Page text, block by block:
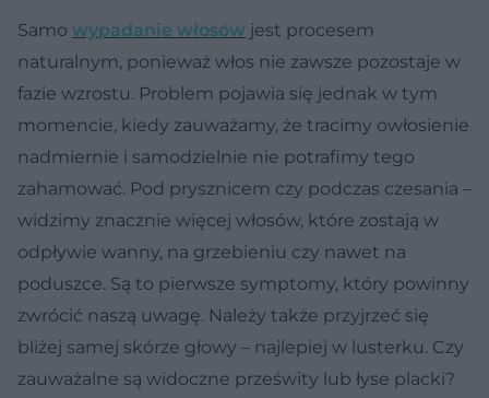
Samo wypadanie włosów jest procesem
naturalnym, ponieważ włos nie zawsze pozostaje w
fazie wzrostu. Problem pojawia się jednak w tym
momencie, kiedy zauważamy, że tracimy owłosienie
nadmiernie i samodzielnie nie potrafimy tego
zahamować. Pod prysznicem czy podczas czesania –
widzimy znacznie więcej włosów, które zostają w
odpływie wanny, na grzebieniu czy nawet na
poduszce. Są to pierwsze symptomy, który powinny
zwrócić naszą uwagę. Należy także przyjrzeć się
bliżej samej skórze głowy – najlepiej w lusterku. Czy
zauważalne są widoczne prześwity lub łyse placki?